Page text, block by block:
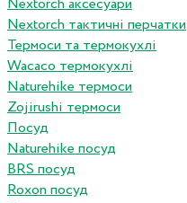
Nextorch аксесуари
Nextorch тактичні перчатки
Термоси та термокухлі
Wacaco термокухлі
Naturehike термоси
Zojirushi термоси
Посуд
Naturehike посуд
BRS посуд
Roxon посуд